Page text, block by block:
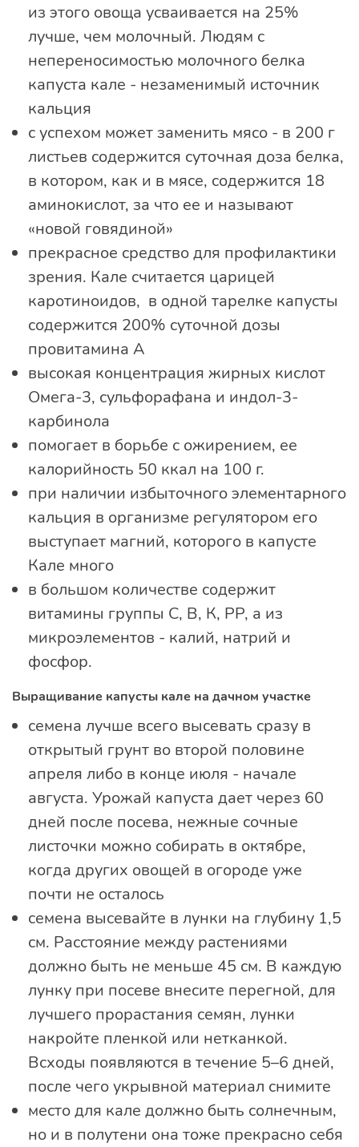
из этого овоща усваивается на 25%
лучше, чем молочный. Людям с
непереносимостью молочного белка
капуста кале - незаменимый источник
кальция
с успехом может заменить мясо - в 200 г
листьев содержится суточная доза белка,
в котором, как и в мясе, содержится 18
аминокислот, за что ее и называют
«новой говядиной»
прекрасное средство для профилактики
зрения. Кале считается царицей
каротиноидов, в одной тарелке капусты
содержится 200% суточной дозы
провитамина А
высокая концентрация жирных кислот
Омега-3, сульфорафана и индол-3-
карбинола
помогает в борьбе с ожирением, ее
калорийность 50 ккал на 100 г.
при наличии избыточного элементарного
кальция в организме регулятором его
выступает магний, которого в капусте
Кале много
в большом количестве содержит
витамины группы С, В, К, РР, а из
микроэлементов - калий, натрий и
фосфор.
Выращивание капусты кале на дачном участке
семена лучше всего высевать сразу в
открытый грунт во второй половине
апреля либо в конце июля - начале
августа. Урожай капуста дает через 60
дней после посева, нежные сочные
листочки можно собирать в октябре,
когда других овощей в огороде уже
почти не осталось
семена высевайте в лунки на глубину 1,5
см. Расстояние между растениями
должно быть не меньше 45 см. В каждую
лунку при посеве внесите перегной, для
лучшего прорастания семян, лунки
накройте пленкой или нетканкой.
Всходы появляются в течение 5–6 дней,
после чего укрывной материал снимите
место для кале должно быть солнечным,
но и в полутени она тоже прекрасно себя